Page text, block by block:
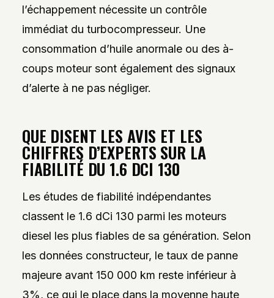
l’échappement nécessite un contrôle
immédiat du turbocompresseur. Une
consommation d’huile anormale ou des à-
coups moteur sont également des signaux
d’alerte à ne pas négliger.
QUE DISENT LES AVIS ET LES
CHIFFRES D’EXPERTS SUR LA
FIABILITÉ DU 1.6 DCI 130
Les études de fiabilité indépendantes
classent le 1.6 dCi 130 parmi les moteurs
diesel les plus fiables de sa génération. Selon
les données constructeur, le taux de panne
majeure avant 150 000 km reste inférieur à
3%, ce qui le place dans la moyenne haute